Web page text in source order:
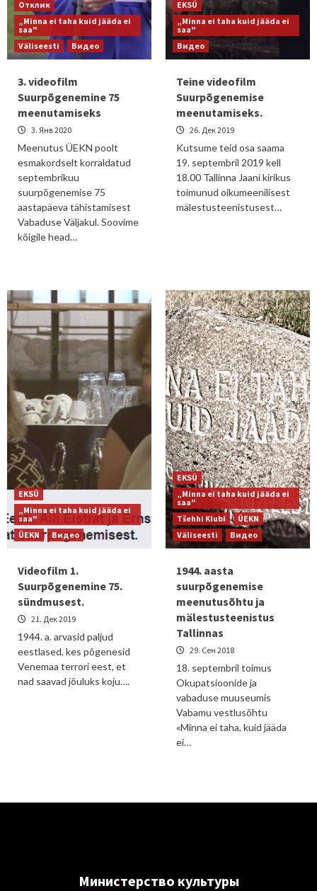
Отклик
„Minna ei taha kuid jääda ei
saa"
Väliseesti
Видео
3. videofilm
Suurpõgenemine 75
meenutamiseks
3. Янв 2020
Meenutus ÜEKN poolt
esmakordselt korraldatud
septembrikuu
suurpõgenemise 75
aastapäeva tähistamisest
Vabaduse Väljakul. Soovime
kõigile head…
EKSÜ
„Minna ei taha kuid jääda ei
saa"
Видео
Teine videofilm
Suurpõgenemise
meenutamiseks.
26. Дек 2019
Kutsume teid osa saama
19. septembril 2019 kell
18.00 Tallinna Jaani kirikus
toimunud oikumeenilisest
mälestusteenistusest…
EKSÜ
„Minna ei taha kuid jääda ei
saa"
ÜEKN
Видео
Videofilm 1.
Suurpõgenemine 75.
sündmusest.
21. Дек 2019
1944. a. arvasid paljud
eestlased, kes põgenesid
Venemaa terrori eest, et
nad saavad jõuluks koju….
EKSÜ
„Minna ei taha kuid jääda ei
saa"
Tšehhi Klubi
ÜEKN
Väliseesti
Видео
1944. aasta
suurpõgenemise
meenutusõhtu ja
mälestusteenistus
Tallinnas
29. Сен 2018
18. septembril toimus
Okupatsioonide ja
vabaduse muuseumis
Vabamu vestlusõhtu
«Minna ei taha, kuid jääda
ei…
Министерствo культуры